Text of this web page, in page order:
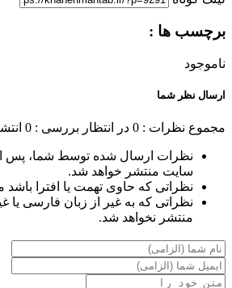
برچسب ها :
ناموجود
ارسال نظر شما
مجموع نظرات : 0 در انتظار بررسی : 0
نظرات ارسال شده توسط شما، پس
سایت منتشر خواهد شد.
نظراتی که حاوی تهمت یا افترا باشد
نظراتی که به غیر از زبان فارسی یا
منتشر نخواهد شد.